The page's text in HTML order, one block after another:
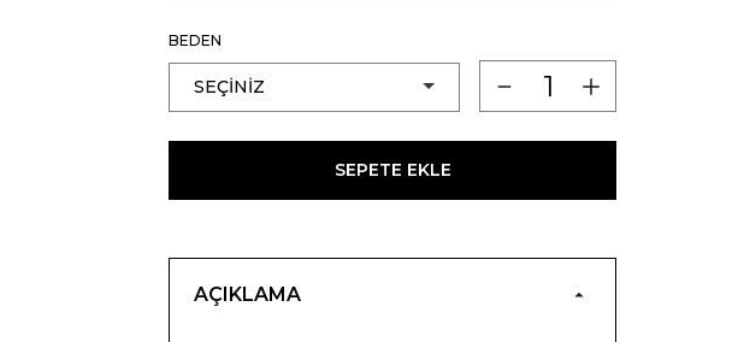
BEDEN
SEPETE EKLE
AÇIKLAMA